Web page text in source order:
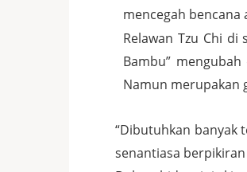
mencegah bencana
Relawan Tzu Chi di
Bambu”
Namun merupakan
“Dibutuhkan banyak
senantiasa